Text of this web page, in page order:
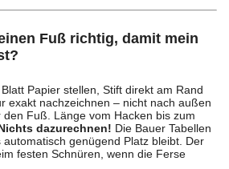
Fuß richtig, damit mein
Papier stellen, Stift direkt am Rand
exakt nachzeichnen – nicht nach außen
Fuß. Länge vom Hacken bis zum
dazurechnen! Die Bauer Tabellen
genügend Platz bleibt. Der
festen Schnüren, wenn die Ferse